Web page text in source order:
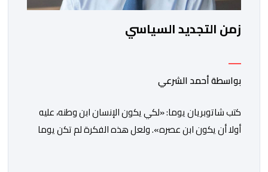
زمن التجديد السياسي
بواسطة أحمد الشرعي
كتب شاتوبريان يوما: «لكي يكون الإنسان ابن وطنه، عليه
أولا أن يكون ابن عصره». ولعل هذه الفكرة لم تكن يوما